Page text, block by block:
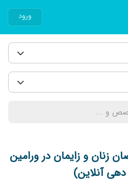
ورود
زنان و زایمان در ورامین
آنلاین)